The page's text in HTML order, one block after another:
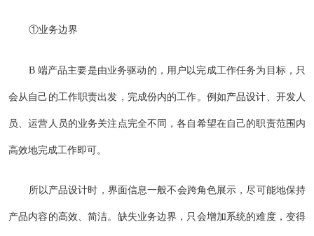
①业务边界
B 端产品主要是由业务驱动的，用户以完成工作任务为目标，只
会从自己的工作职责出发，完成份内的工作。例如产品设计、开发人
员、运营人员的业务关注点完全不同，各自希望在自己的职责范围内
高效地完成工作即可。
所以产品设计时，界面信息一般不会跨角色展示，尽可能地保持
产品内容的高效、简洁。缺失业务边界，只会增加系统的难度，变得